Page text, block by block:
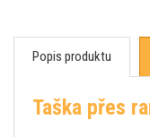
Popis produktu
Taška přes